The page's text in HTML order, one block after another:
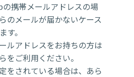
携帯メールアドレスの場
のメールが届かないケース
す。
ルアドレスをお持ちの方は
をご利用ください。
をされている場合は、あら